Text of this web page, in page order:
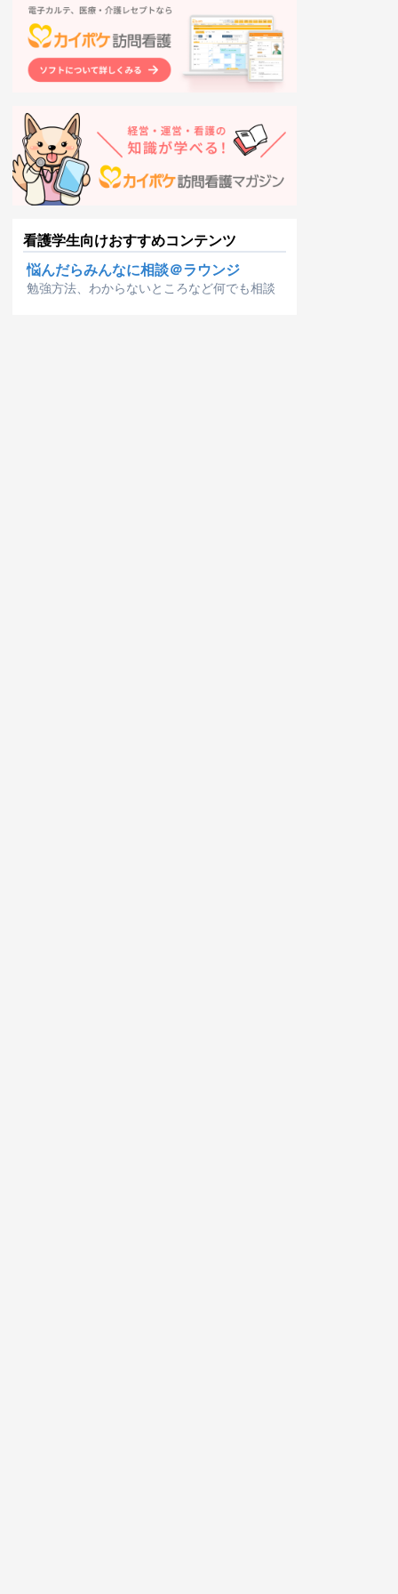
看護学生向けおすすめコンテンツ
悩んだらみんなに相談＠ラウンジ
勉強方法、わからないところなど何でも相談